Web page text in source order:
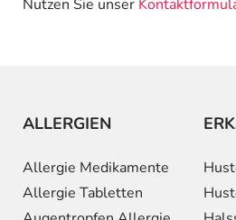
Nutzen Sie unser
ALLERGIEN
Allergie Medikamente
Allergie Tabletten